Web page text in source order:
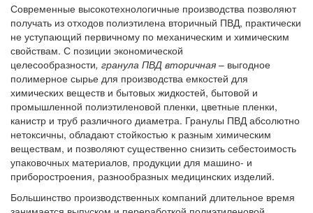
Современные высокотехнологичные производства позволяют
получать из отходов полиэтилена вторичный ПВД, практически
не уступающий первичному по механическим и химическим
свойствам. С позиции экономической
целесообразности, гранула ПВД вторичная – выгодное
полимерное сырье для производства емкостей для
химических веществ и бытовых жидкостей, бытовой и
промышленной полиэтиленовой пленки, цветные пленки,
канистр и труб различного диаметра. Гранулы ПВД абсолютно
нетоксичны, обладают стойкостью к разным химическим
веществам, и позволяют существенно снизить себестоимость
упаковочных материалов, продукции для машино- и
приборостроения, разнообразных медицинских изделий.
Большинство производственных компаний длительное время